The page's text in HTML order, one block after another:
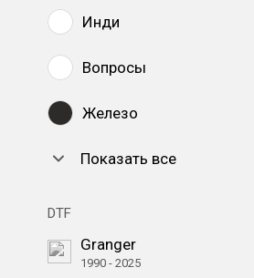
Инди
Вопросы
Железо
Показать все
DTF
Granger
1990 - 2025